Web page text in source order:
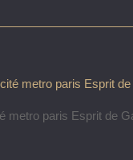
metro paris Esprit de